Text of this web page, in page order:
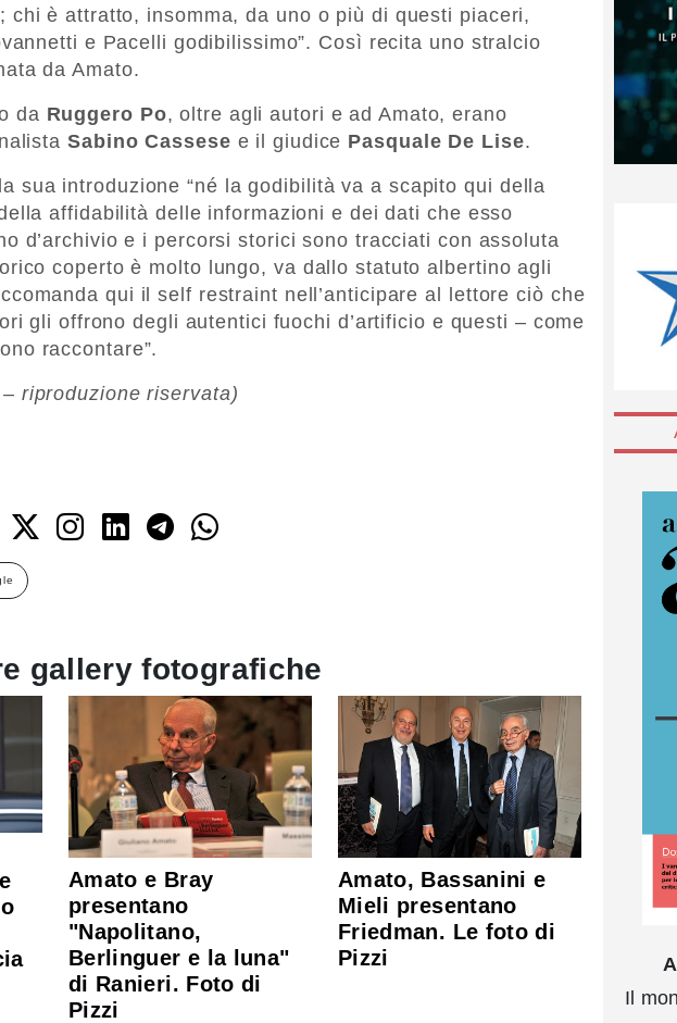
chi è attratto, insomma, da uno o più di questi piaceri,
e Pacelli godibilissimo”. Così recita uno stralcio
da Amato.
da Ruggero Po, oltre agli autori e ad Amato, erano
Sabino Cassese e il giudice Pasquale De Lise.
sua introduzione “né la godibilità va a scapito qui della
affidabilità delle informazioni e dei dati che esso
d’archivio e i percorsi storici sono tracciati con assoluta
coperto è molto lungo, va dallo statuto albertino agli
qui il self restraint nell’anticipare al lettore ciò che
gli offrono degli autentici fuochi d’artificio e questi – come
raccontare”.
riproduzione riservata)
gallery fotografiche
Amato e Bray
presentano
"Napolitano,
Berlinguer e la luna"
di Ranieri. Foto di
Pizzi
Amato, Bassanini e
Mieli presentano
Friedman. Le foto di
Pizzi
Il